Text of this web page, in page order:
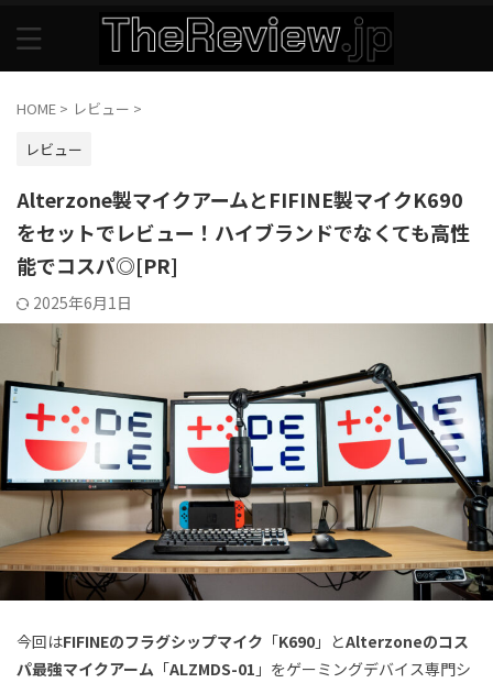
HOME > レビュー >
レビュー
Alterzone製マイクアームとFIFINE製マイクK690
をセットでレビュー！ハイブランドでなくても高性
能でコスパ◎[PR]
2025年6月1日
今回はFIFINEのフラグシップマイク 「K690 」とAlterzoneのコス
パ最強マイクアーム 「ALZMDS-01 」をゲーミングデバイス専門シ